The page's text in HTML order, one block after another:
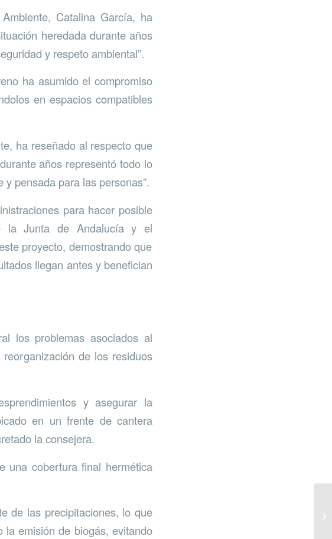
Catalina García, ha
heredada durante años
y respeto ambiental”.
ha asumido el compromiso
en espacios compatibles
ha reseñado al respecto que
años representó todo lo
pensada para las personas”.
para hacer posible
la Junta de Andalucía y el
proyecto, demostrando que
llegan antes y benefician
los problemas asociados al
de los residuos
y asegurar la
en un frente de cantera
la consejera.
una cobertura final hermética
de las precipitaciones, lo que
emisión de biogás, evitando